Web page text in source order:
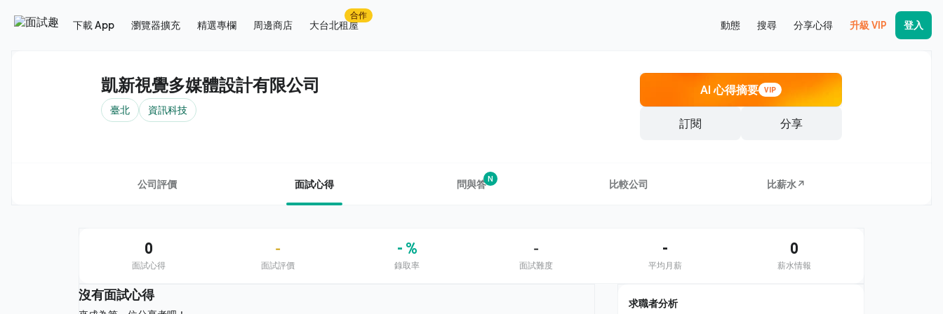
下載 App 瀏覽器擴充 精選專欄 周邊商店 大台北租屋
合作
動態 搜尋 分享心得 升級 VIP 登入
凱新視覺多媒體設計有限公司
臺北 資訊科技
AI 心得摘要 VIP
訂閱 分享
公司評價 面試心得 問與答N 比較公司 比薪水↗
0
面試心得
-
面試評價
- %
錄取率
-
面試難度
-
平均月薪
0
薪水情報
沒有面試心得
求職者分析